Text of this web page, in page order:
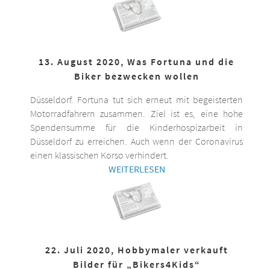
13. August 2020, Was Fortuna und die
Biker bezwecken wollen
Düsseldorf. Fortuna tut sich erneut mit begeisterten
Motorradfahrern zusammen. Ziel ist es, eine hohe
Spendensumme für die Kinderhospizarbeit in
Düsseldorf zu erreichen. Auch wenn der Coronavirus
einen klassischen Korso verhindert.
WEITERLESEN
22. Juli 2020, Hobbymaler verkauft
Bilder für „Bikers4Kids“